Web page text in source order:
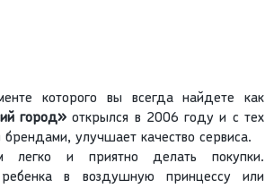
которого вы всегда найдете как
город»открылся в 2006 году и с тех
брендами, улучшает качество сервиса.
и приятно делать покупки.
ребенка в воздушную принцессу или